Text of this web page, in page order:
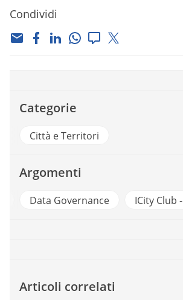
Condividi
Categorie
Città e Territori
Argomenti
Data Governance ICity Club -
Articoli correlati